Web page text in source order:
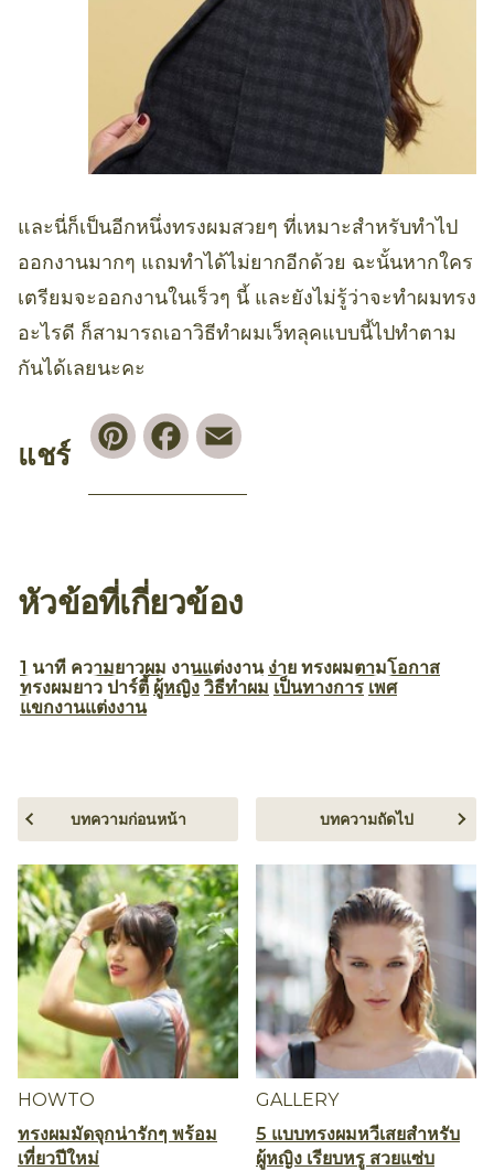
และนี่ก็เป็นอีกหนึ่งทรงผมสวยๆ ที่เหมาะสำหรับทำไป
ออกงานมากๆ แถมทำได้ไม่ยากอีกด้วย ฉะนั้นหากใคร
เตรียมจะออกงานในเร็วๆ นี้ และยังไม่รู้ว่าจะทำผมทรง
อะไรดี ก็สามารถเอาวิธีทำผมเว็ทลุคแบบนี้ไปทำตาม
กันได้เลยนะคะ
แชร์
PinterestFacebook
หัวข้อที่เกี่ยวข้อง
1 นาที ความยาวผม งานแต่งงาน ง่าย ทรงผมตามโอกาส
ทรงผมยาว ปาร์ตี้ ผู้หญิง วิธีทำผม เป็นทางการ เพศ
แขกงานแต่งงาน
HOWTO
ทรงผมมัดจุกน่ารักๆ พร้อม
เที่ยวปีใหม่
บทความก่อนหน้า
GALLERY
5 แบบทรงผมหวีเสยสำหรับ
ผู้หญิง เรียบหรู สวยแซ่บ
บทความถัดไป